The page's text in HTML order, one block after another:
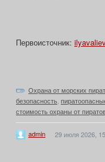
Первоисточник:
Охрана от морских
безопасность
стоимость охраны от
admin 29 июля 2026,